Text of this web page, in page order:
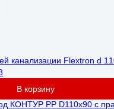
канализации Flextron d
В корзину